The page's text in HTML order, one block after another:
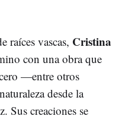
raíces vascas, Cristina
con una obra que
—entre otros
desde la
Sus creaciones se